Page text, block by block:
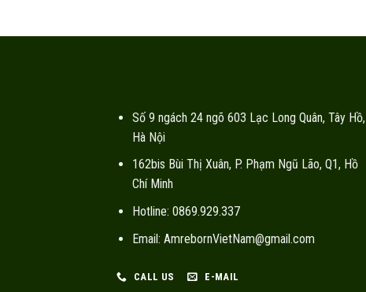
Số 9 ngách 24 ngõ 603 Lạc Long Quân, Tây Hồ,
Hà Nội
162bis Bùi Thị Xuân, P. Phạm Ngũ Lão, Q1, Hồ
Chí Minh
Hotline: 0869.929.337
Email: AmrebornVietNam@gmail.com
CALL US E-MAIL